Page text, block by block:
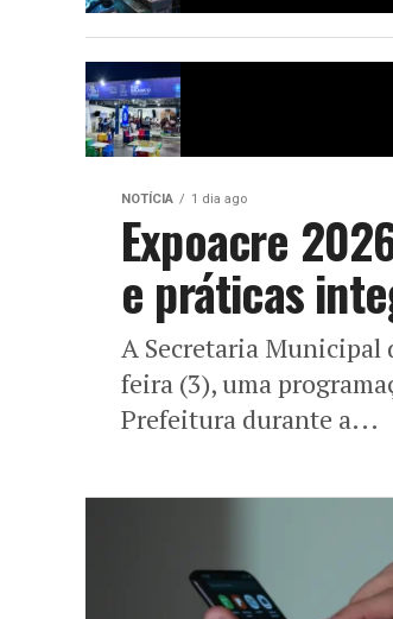
NOTÍCIA 1 dia ago
Expoacre
e práticas
A Secretaria Municipal
feira (3), uma
Prefeitura durante a...